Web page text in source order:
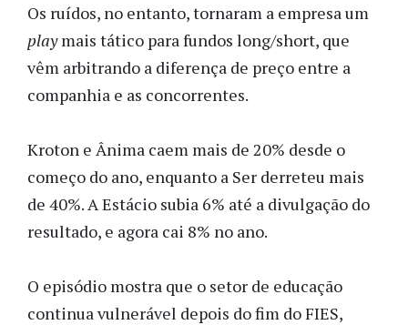
Os ruídos, no entanto, tornaram a empresa um
playmais tático para fundos long/short, que
vêm arbitrando a diferença de preço entre a
companhia e as concorrentes.
Kroton e Ânima caem mais de 20% desde o
começo do ano, enquanto a Ser derreteu mais
de 40%. A Estácio subia 6% até a divulgação do
resultado, e agora cai 8% no ano.
O episódio mostra que o setor de educação
continua vulnerável depois do fim do FIES,